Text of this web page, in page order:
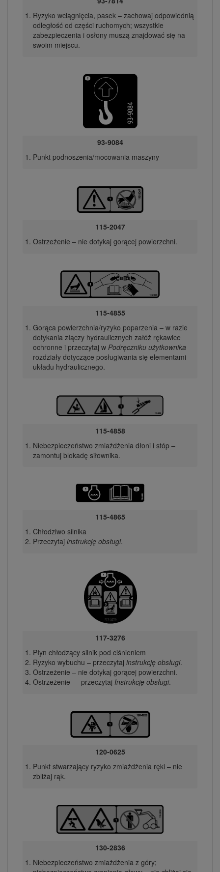
Ryzyko wciągnięcia, pasek – zachowaj odpowiednią
odległość od części ruchomych; wszystkie
zabezpieczenia i osłony muszą znajdować się na
swoim miejscu.
93-9084
Punkt podnoszenia/mocowania maszyny
115-2047
Ostrzeżenie – nie dotykaj gorącej powierzchni.
115-4855
Gorąca powierzchnia/ryzyko poparzenia – w razie
dotykania złączy hydraulicznych załóż rękawice
ochronne i przeczytaj w Podręczniku użytkownika
rozdziały dotyczące posługiwania się elementami
układu hydraulicznego.
115-4858
Niebezpieczeństwo zmiażdżenia dłoni i stóp –
zamontuj blokadę siłownika.
115-4865
Chłodziwo silnika
Przeczytaj instrukcję obsługi.
117-3276
Płyn chłodzący silnik pod ciśnieniem
Ryzyko wybuchu – przeczytaj instrukcję obsługi.
Ostrzeżenie – nie dotykaj gorącej powierzchni.
Ostrzeżenie — przeczytaj Instrukcję obsługi.
120-0625
Punkt stwarzający ryzyko zmiażdżenia ręki – nie
zbliżaj rąk.
130-2836
Niebezpieczeństwo zmiażdżenia z góry;